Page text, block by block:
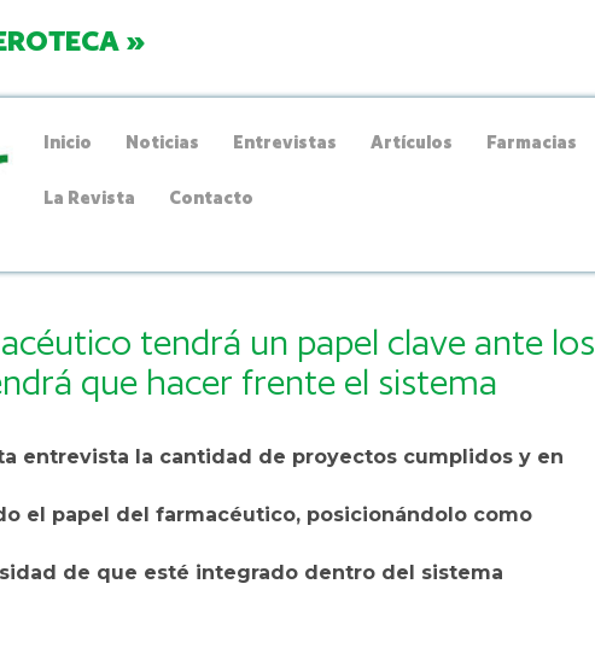
»
Inicio Noticias Entrevistas Artículos Farmacias
La Revista Contacto
tendrá un papel clave ante los
que hacer frente el sistema
entrevista la cantidad de proyectos cumplidos y en
el papel del farmacéutico, posicionándolo como
de que esté integrado dentro del sistema